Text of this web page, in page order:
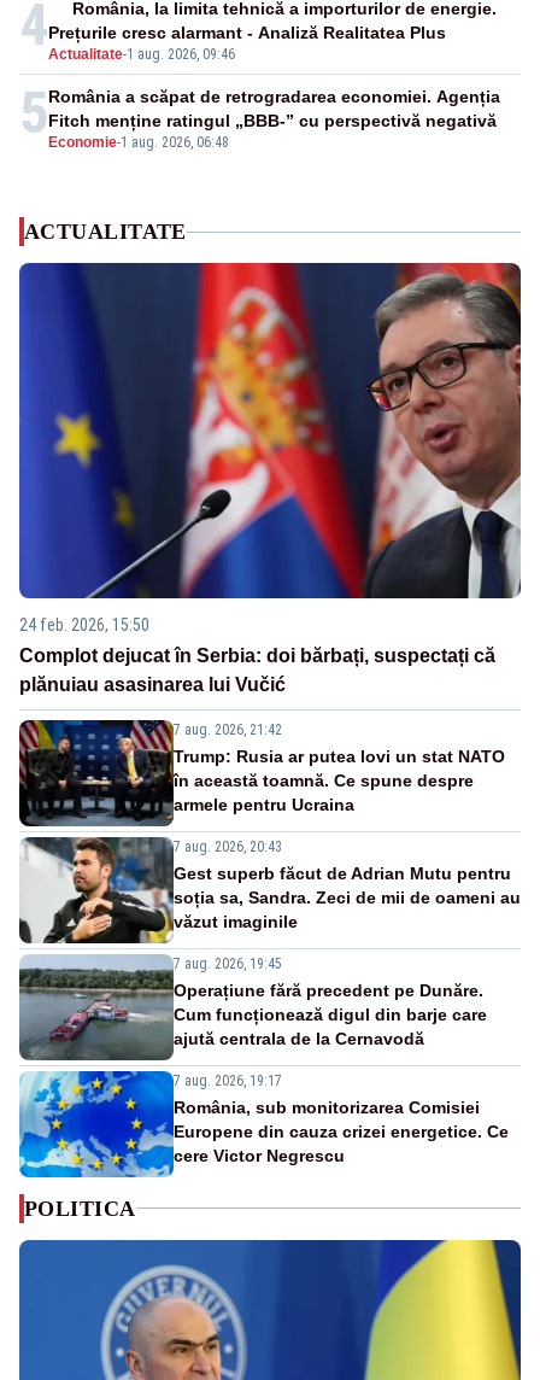
4Actualitate-1 aug. 2026, 09:46
România, la limita tehnică a importurilor de energie.
Prețurile cresc alarmant - Analiză Realitatea Plus
5 Economie-1 aug. 2026, 06:48
România a scăpat de retrogradarea economiei. Agenția
Fitch menține ratingul „BBB-” cu perspectivă negativă
ACTUALITATE
24 feb. 2026, 15:50
Complot dejucat în Serbia: doi bărbați, suspectați că
plănuiau asasinarea lui Vučić
7 aug. 2026, 21:42
Trump: Rusia ar putea lovi un stat NATO
în această toamnă. Ce spune despre
armele pentru Ucraina
7 aug. 2026, 20:43
Gest superb făcut de Adrian Mutu pentru
soția sa, Sandra. Zeci de mii de oameni au
văzut imaginile
7 aug. 2026, 19:45
Operațiune fără precedent pe Dunăre.
Cum funcționează digul din barje care
ajută centrala de la Cernavodă
7 aug. 2026, 19:17
România, sub monitorizarea Comisiei
Europene din cauza crizei energetice. Ce
cere Victor Negrescu
POLITICA